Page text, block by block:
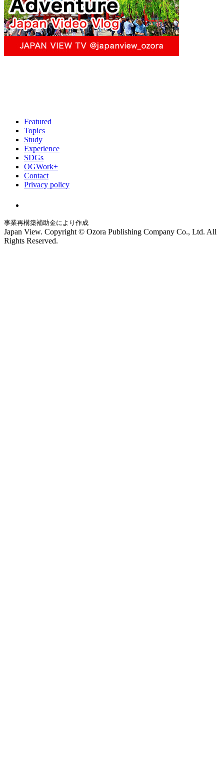
Featured
Topics
Study
Experience
SDGs
OGWork+
Contact
Privacy policy
事業再構築補助金により作成
Japan View. Copyright © Ozora Publishing Company Co., Ltd. All
Rights Reserved.